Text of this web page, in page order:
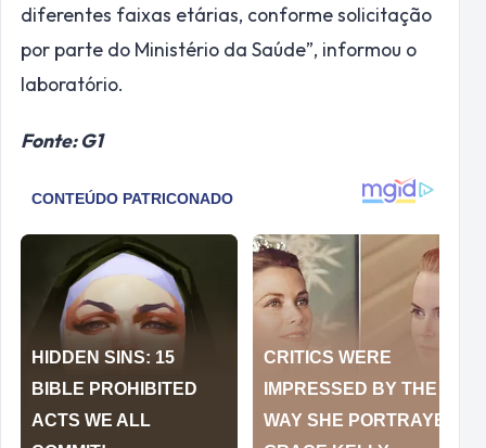
diferentes faixas etárias, conforme solicitação
por parte do Ministério da Saúde”, informou o
laboratório.
Fonte: G1